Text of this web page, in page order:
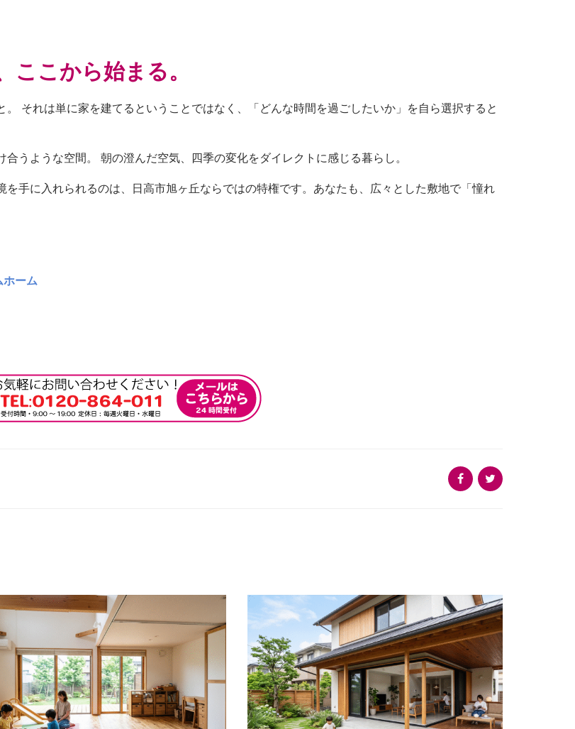
こから始まる。
それは単に家を建てるということではなく、「どんな時間を過ごしたいか」を自ら選択すると
うような空間。 朝の澄んだ空気、四季の変化をダイレクトに感じる暮らし。
手に入れられるのは、日高市旭ヶ丘ならではの特権です。あなたも、広々とした敷地で「憧れ
ホーム